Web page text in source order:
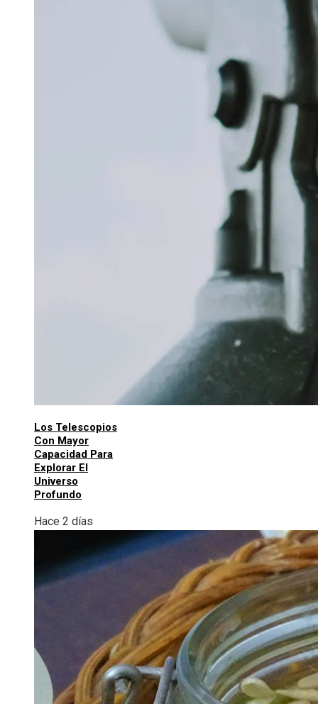
Los Telescopios
Con Mayor
Capacidad Para
Explorar El
Universo
Profundo
Hace 2 días